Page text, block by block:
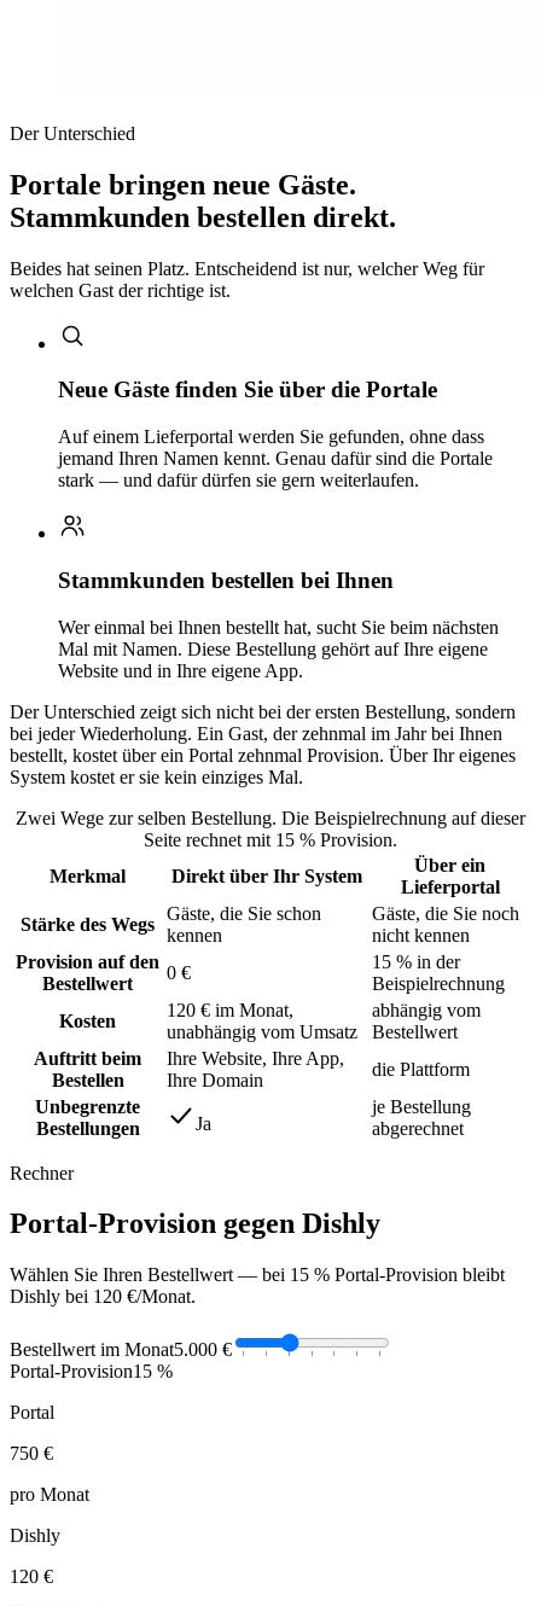
Der Unterschied
Portale bringen neue Gäste.
Stammkunden bestellen direkt.
Beides hat seinen Platz. Entscheidend ist nur, welcher Weg für
welchen Gast der richtige ist.
Neue Gäste finden Sie über die Portale
Auf einem Lieferportal werden Sie gefunden, ohne dass
jemand Ihren Namen kennt. Genau dafür sind die Portale
stark — und dafür dürfen sie gern weiterlaufen.
Stammkunden bestellen bei Ihnen
Wer einmal bei Ihnen bestellt hat, sucht Sie beim nächsten
Mal mit Namen. Diese Bestellung gehört auf Ihre eigene
Website und in Ihre eigene App.
Der Unterschied zeigt sich nicht bei der ersten Bestellung, sondern
bei jeder Wiederholung. Ein Gast, der zehnmal im Jahr bei Ihnen
bestellt, kostet über ein Portal zehnmal Provision. Über Ihr eigenes
System kostet er sie kein einziges Mal.
Zwei Wege zur selben Bestellung. Die Beispielrechnung auf dieser
Seite rechnet mit 15 % Provision.
Merkmal
Direkt über Ihr System
Über ein
Lieferportal
Stärke des Wegs
Gäste, die Sie schon
kennen
Gäste, die Sie noch
nicht kennen
Provision auf den
Bestellwert
0 €
15 % in der
Beispielrechnung
Kosten
120 € im Monat,
unabhängig vom Umsatz
abhängig vom
Bestellwert
Auftritt beim
Bestellen
Ihre Website, Ihre App,
Ihre Domain
die Plattform
Unbegrenzte
Bestellungen
Ja
je Bestellung
abgerechnet
Rechner
Portal-Provision gegen Dishly
Wählen Sie Ihren Bestellwert — bei 15 % Portal-Provision bleibt
Dishly bei 120 €/Monat.
Bestellwert im Monat5.000 €
Portal-Provision15 %
Portal
750 €
pro Monat
Dishly
120 €